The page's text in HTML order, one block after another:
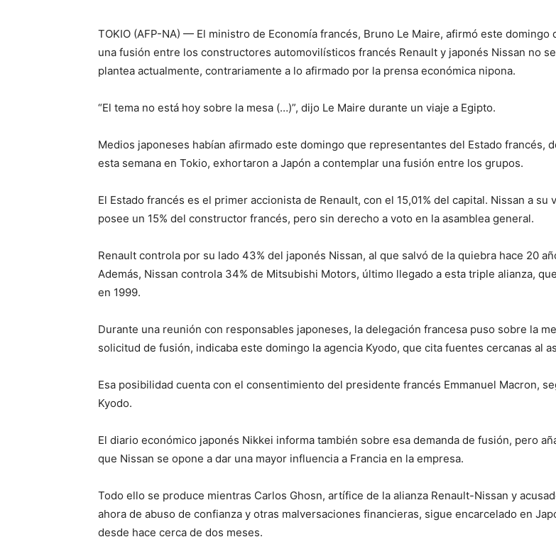
TOKIO (AFP-NA) — El ministro de Economía francés, Bruno Le Maire, afirmó este domingo
una fusión entre los constructores automovilísticos francés Renault y japonés Nissan no se
plantea actualmente, contrariamente a lo afirmado por la prensa económica nipona.
“El tema no está hoy sobre la mesa (…)”, dijo Le Maire durante un viaje a Egipto.
Medios japoneses habían afirmado este domingo que representantes del Estado francés,
esta semana en Tokio, exhortaron a Japón a contemplar una fusión entre los grupos.
El Estado francés es el primer accionista de Renault, con el 15,01% del capital. Nissan a su
posee un 15% del constructor francés, pero sin derecho a voto en la asamblea general.
Renault controla por su lado 43% del japonés Nissan, al que salvó de la quiebra hace 20
Además, Nissan controla 34% de Mitsubishi Motors, último llegado a esta triple alianza,
en 1999.
Durante una reunión con responsables japoneses, la delegación francesa puso sobre la
solicitud de fusión, indicaba este domingo la agencia Kyodo, que cita fuentes cercanas al
Esa posibilidad cuenta con el consentimiento del presidente francés Emmanuel Macron,
Kyodo.
El diario económico japonés Nikkei informa también sobre esa demanda de fusión, pero
que Nissan se opone a dar una mayor influencia a Francia en la empresa.
Todo ello se produce mientras Carlos Ghosn, artífice de la alianza Renault-Nissan y
ahora de abuso de confianza y otras malversaciones financieras, sigue encarcelado en
desde hace cerca de dos meses.